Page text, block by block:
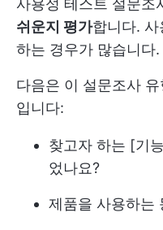
사용성 테스트 설문조
쉬운지 평가합니다. 사
하는 경우가 많습니다.
다음은 이 설문조사
입니다:
찾고자 하는 [기
었나요?
제품을 사용하는